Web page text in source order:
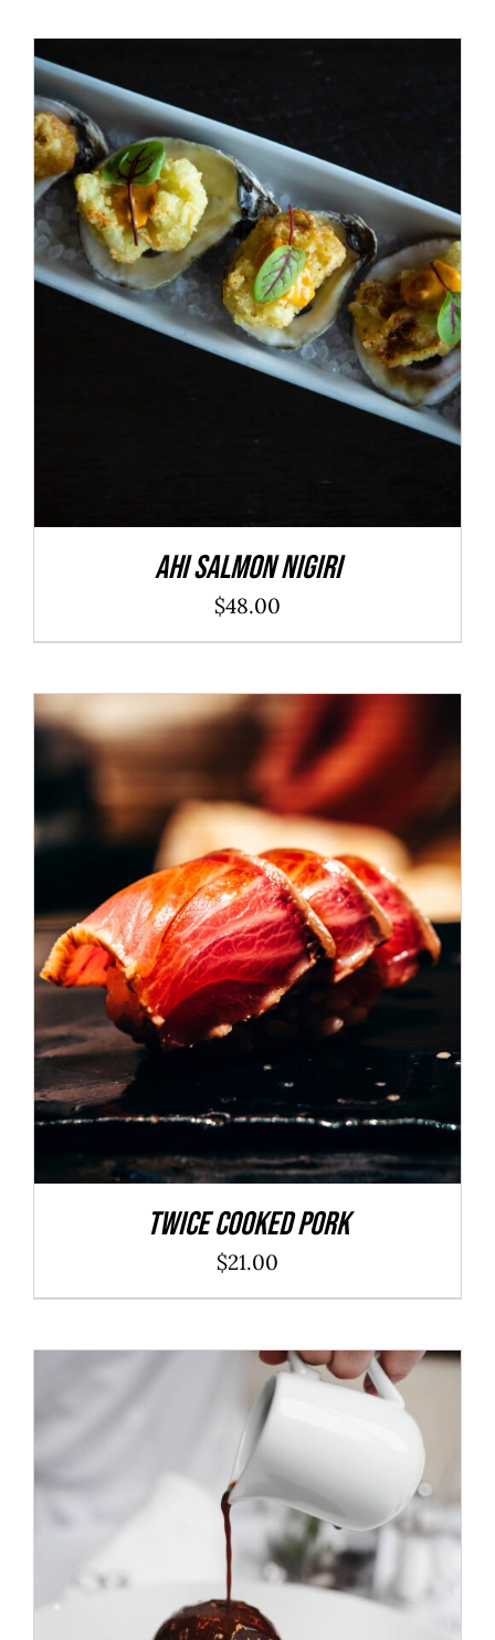
ADD TO CART / DÉTAILS
Ahi Salmon Nigiri
$48.00
ADD TO CART / DÉTAILS
Twice Cooked Pork
$21.00
ADD TO CART DÉTAILS